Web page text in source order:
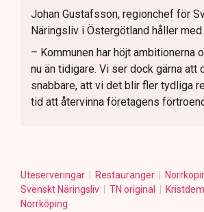
Johan Gustafsson, regionchef för
Näringsliv i Östergötland håller med.
– Kommunen har höjt ambitionerna
nu än tidigare. Vi ser dock gärna att
snabbare, att vi det blir fler tydliga
tid att återvinna företagens
Uteserveringar Restauranger
Svenskt Näringsliv
TN original
Norrköping